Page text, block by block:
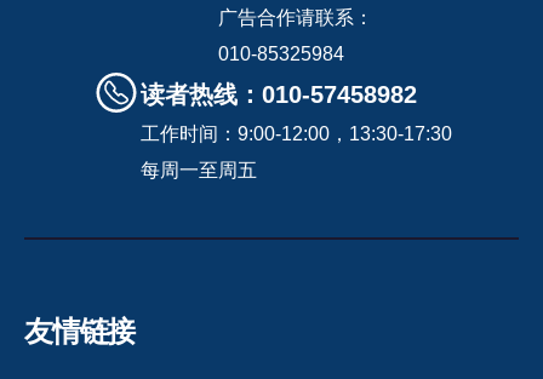
广告合作请联系：
010-85325984
读者热线：010-57458982
工作时间：9:00-12:00，13:30-17:30
每周一至周五
友情链接